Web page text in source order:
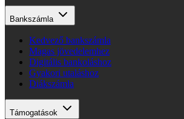
Bankszámla
Kedvező bankszámla
Magas jövedelemhez
Digitális bankoláshoz
Gyakori utaláshoz
Diákszámla
Támogatások